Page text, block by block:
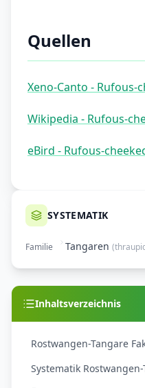
Quellen
Xeno-Canto - Rufous-
Wikipedia - Rufous-
eBird - Rufous-
SYSTEMATIK
Familie Tangaren (
Inhaltsverzeichnis
Rostwangen-Tangare
Systematik